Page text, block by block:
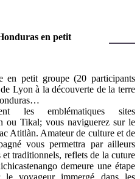
en petit
en petit groupe (20 participants
Lyon à la découverte de la terre
les emblématiques sites
ou Tikal; vous naviguerez sur le
Atitlàn. Amateur de culture et de
vous permettra par ailleurs
et traditionnels, reflets de la cuture
demeure une étape